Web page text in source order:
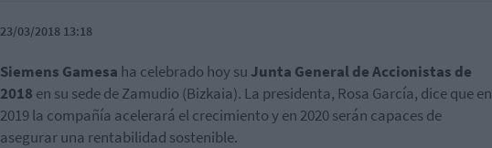
23/03/2018 13:18
Siemens Gamesa ha celebrado hoy su Junta General de Accionistas de
2018 en su sede de Zamudio (Bizkaia). La presidenta, Rosa García, dice que en
2019 la compañía acelerará el crecimiento y en 2020 serán capaces de
asegurar una rentabilidad sostenible.